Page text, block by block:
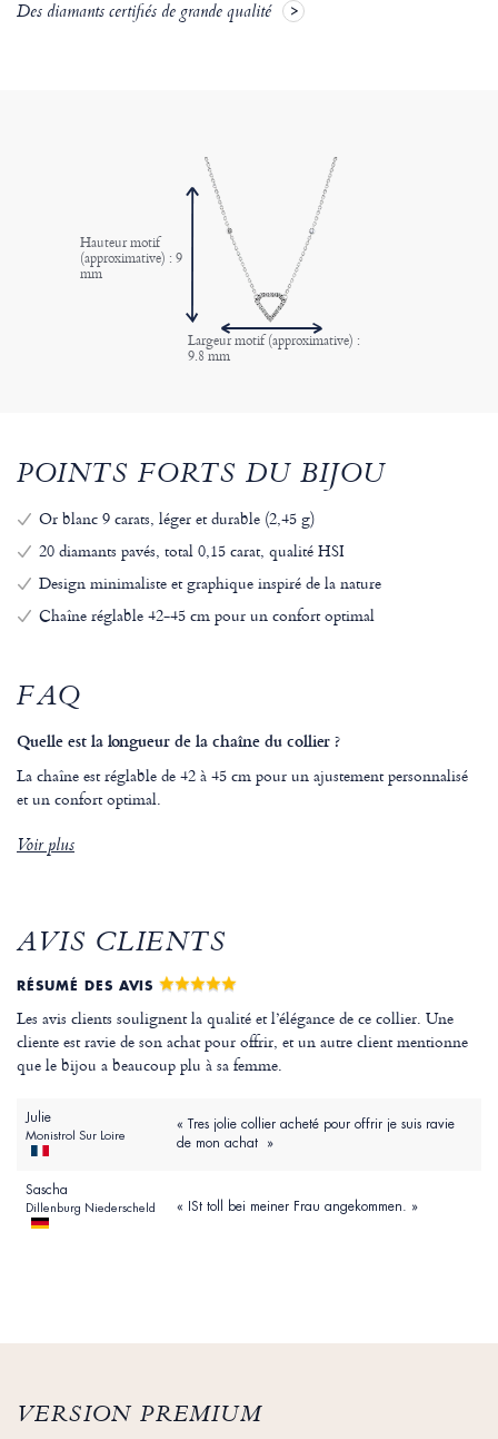
Des diamants certifiés de grande qualité
Hauteur motif
(approximative) : 9
mm
Largeur motif (approximative) :
9.8 mm
POINTS FORTS DU BIJOU
Or blanc 9 carats, léger et durable (2,45 g)
20 diamants pavés, total 0,15 carat, qualité HSI
Design minimaliste et graphique inspiré de la nature
Chaîne réglable 42-45 cm pour un confort optimal
FAQ
Quelle est la longueur de la chaîne du collier ?
La chaîne est réglable de 42 à 45 cm pour un ajustement personnalisé
et un confort optimal.
Voir plus
AVIS CLIENTS
RÉSUMÉ DES AVIS
Les avis clients soulignent la qualité et l’élégance de ce collier. Une
cliente est ravie de son achat pour offrir, et un autre client mentionne
que le bijou a beaucoup plu à sa femme.
Julie
Monistrol Sur Loire
« Tres jolie collier acheté pour offrir je suis ravie
de mon achat »
Sascha
Dillenburg Niederscheld « ISt toll bei meiner Frau angekommen. »
VERSION PREMIUM